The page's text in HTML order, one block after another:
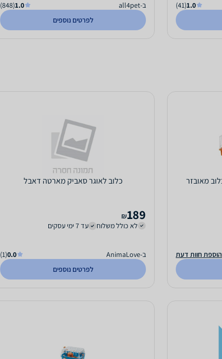
1.0
(41)
ב-all4pet 1.0
(848)
לפרטים נוספים
הוספת חוות דעת
כלוב לאוגר סאביק מארטה דאבל
189
₪
לא כולל משלוח
עד 7 ימי עסקים
ב-AnimaLove 0.0
(1)
לפרטים נוספים